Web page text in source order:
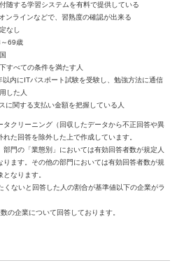
随する学習システムを有料で提供している
ンラインなどで、習熟度の確認が出来る
なし
69歳
すべての条件を満たす人
以内にITパスポート試験を受験し、勉強方法に通信
した人
に関する支払い金額を把握している人
クリーニング（回収したデータから不正回答や異
た回答を除外した上で作成しています。
門の「業態別」においては有効回答者数が規定人
ます。その他の部門においては有効回答者数が規
なります。
ないと回答した人の割合が基準値以下の企業がラ
の企業について回答しております。